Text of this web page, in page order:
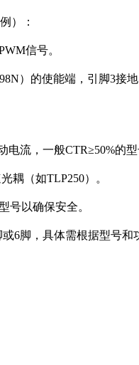
）：
信号。
）的使能端，引脚3接地
流，一般CTR≥50%的型
耦（如TLP250）。
号以确保安全。
6脚，具体需根据型号